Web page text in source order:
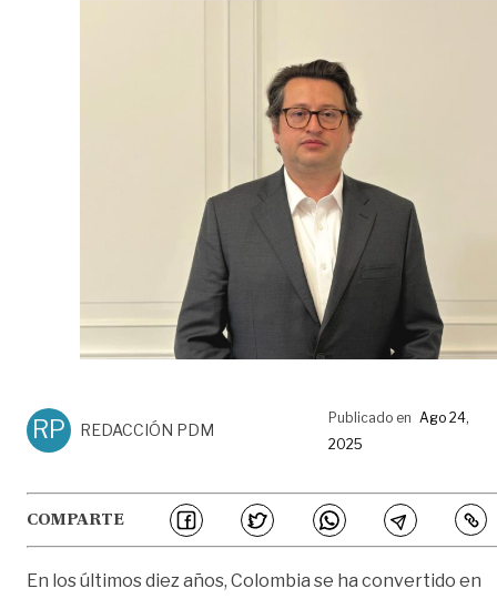
RP REDACCIÓN PDM
Publicado en Ago 24,
2025
COMPARTE
En los últimos diez años, Colombia se ha convertido en